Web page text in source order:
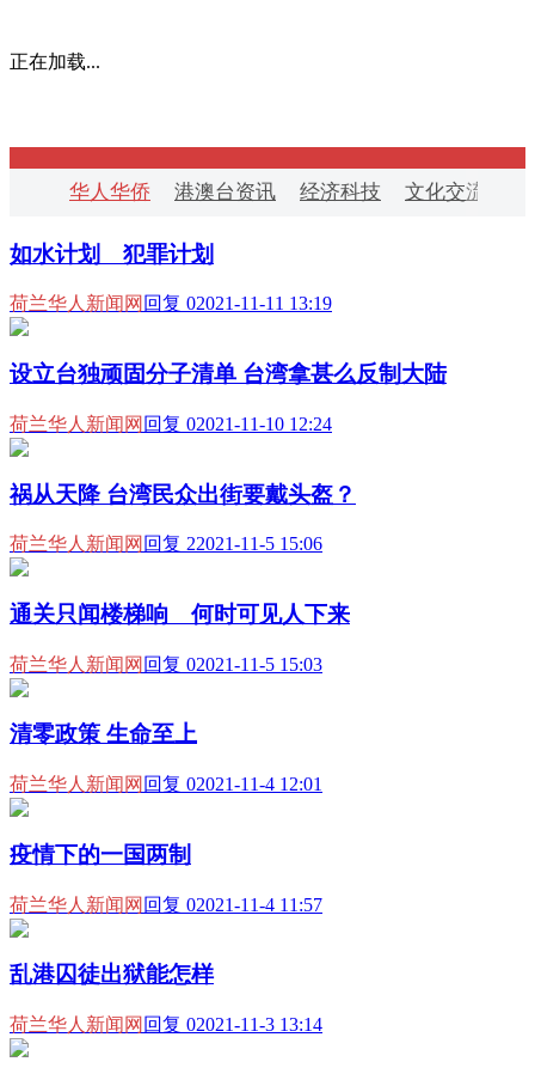
正在加载...
华人华侨 港澳台资讯 经济科技 文化交流
如水计划 犯罪计划
荷兰华人新闻网 回复 02021-11-11 13:19
设立台独顽固分子清单 台湾拿甚么反制大陆
荷兰华人新闻网 回复 02021-11-10 12:24
祸从天降 台湾民众出街要戴头盔？
荷兰华人新闻网 回复 22021-11-5 15:06
通关只闻楼梯响 何时可见人下来
荷兰华人新闻网 回复 02021-11-5 15:03
清零政策 生命至上
荷兰华人新闻网 回复 02021-11-4 12:01
疫情下的一国两制
荷兰华人新闻网 回复 02021-11-4 11:57
乱港囚徒出狱能怎样
荷兰华人新闻网 回复 02021-11-3 13:14